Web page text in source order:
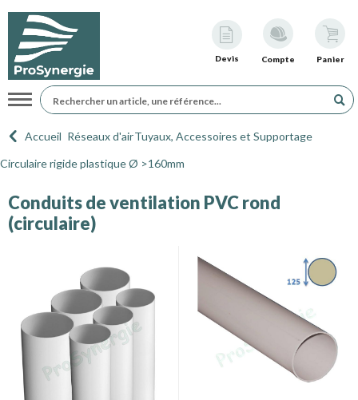
Devis Compte Panier
Navigation
Accueil Réseaux d'airTuyaux, Accessoires et Supportage
Circulaire rigide plastique Ø >160mm
Conduits de ventilation PVC rond
(circulaire)